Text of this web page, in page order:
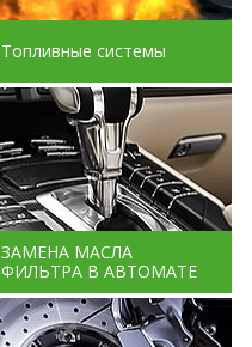
Топливные системы
ЗАМЕНА МАСЛА
ФИЛЬТРА В АВТОМАТЕ